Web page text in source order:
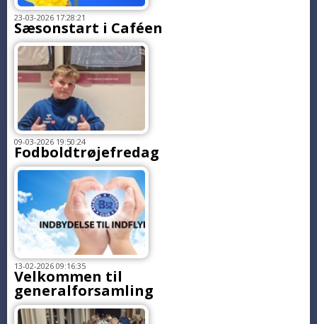
23-03-2026 17:28:21
Sæsonstart i Caféen
09-03-2026 19:50:24
Fodboldtrøjefredag
13-02-2026 09:16:35
Velkommen til
generalforsamling